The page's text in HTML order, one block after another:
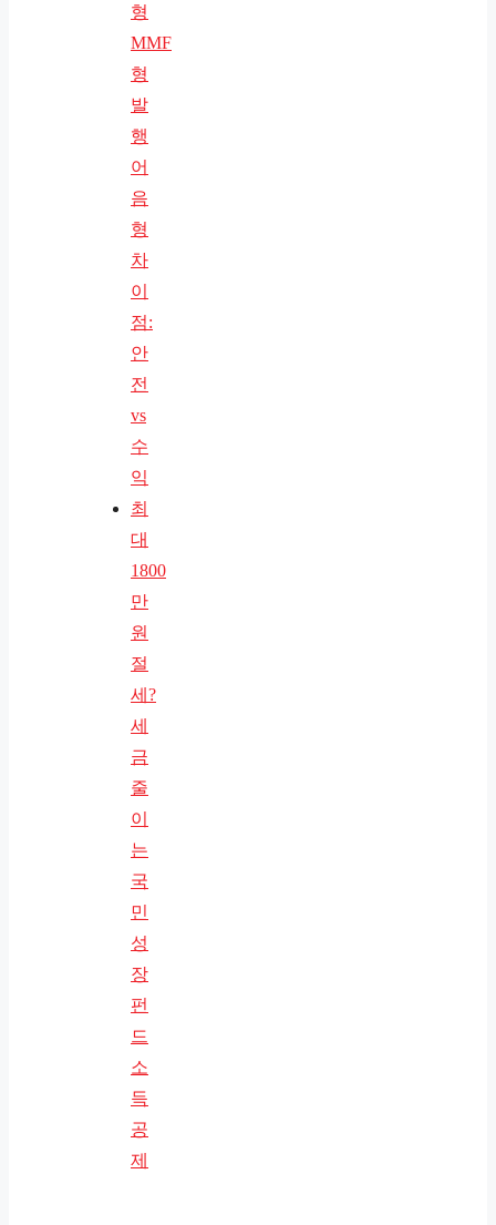
형
MMF
형
발
행
어
음
형
차
이
점:
안
전
vs
수
익
최
대
1800
만
원
절
세?
세
금
줄
이
는
국
민
성
장
펀
드
소
득
공
제